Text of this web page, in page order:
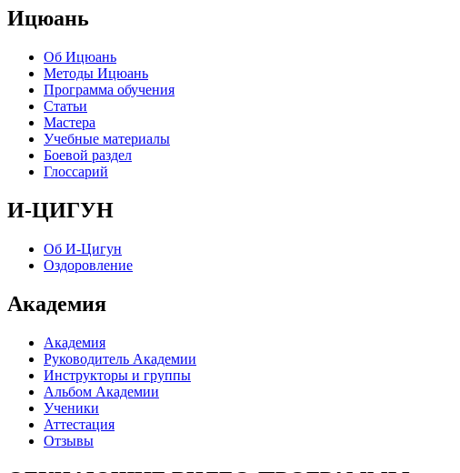
Ицюань
Об Ицюань
Методы Ицюань
Программа обучения
Статьи
Мастера
Учебные материалы
Боевой раздел
Глоссарий
И-ЦИГУН
Об И-Цигун
Оздоровление
Академия
Академия
Руководитель Академии
Инструкторы и группы
Альбом Академии
Ученики
Аттестация
Отзывы